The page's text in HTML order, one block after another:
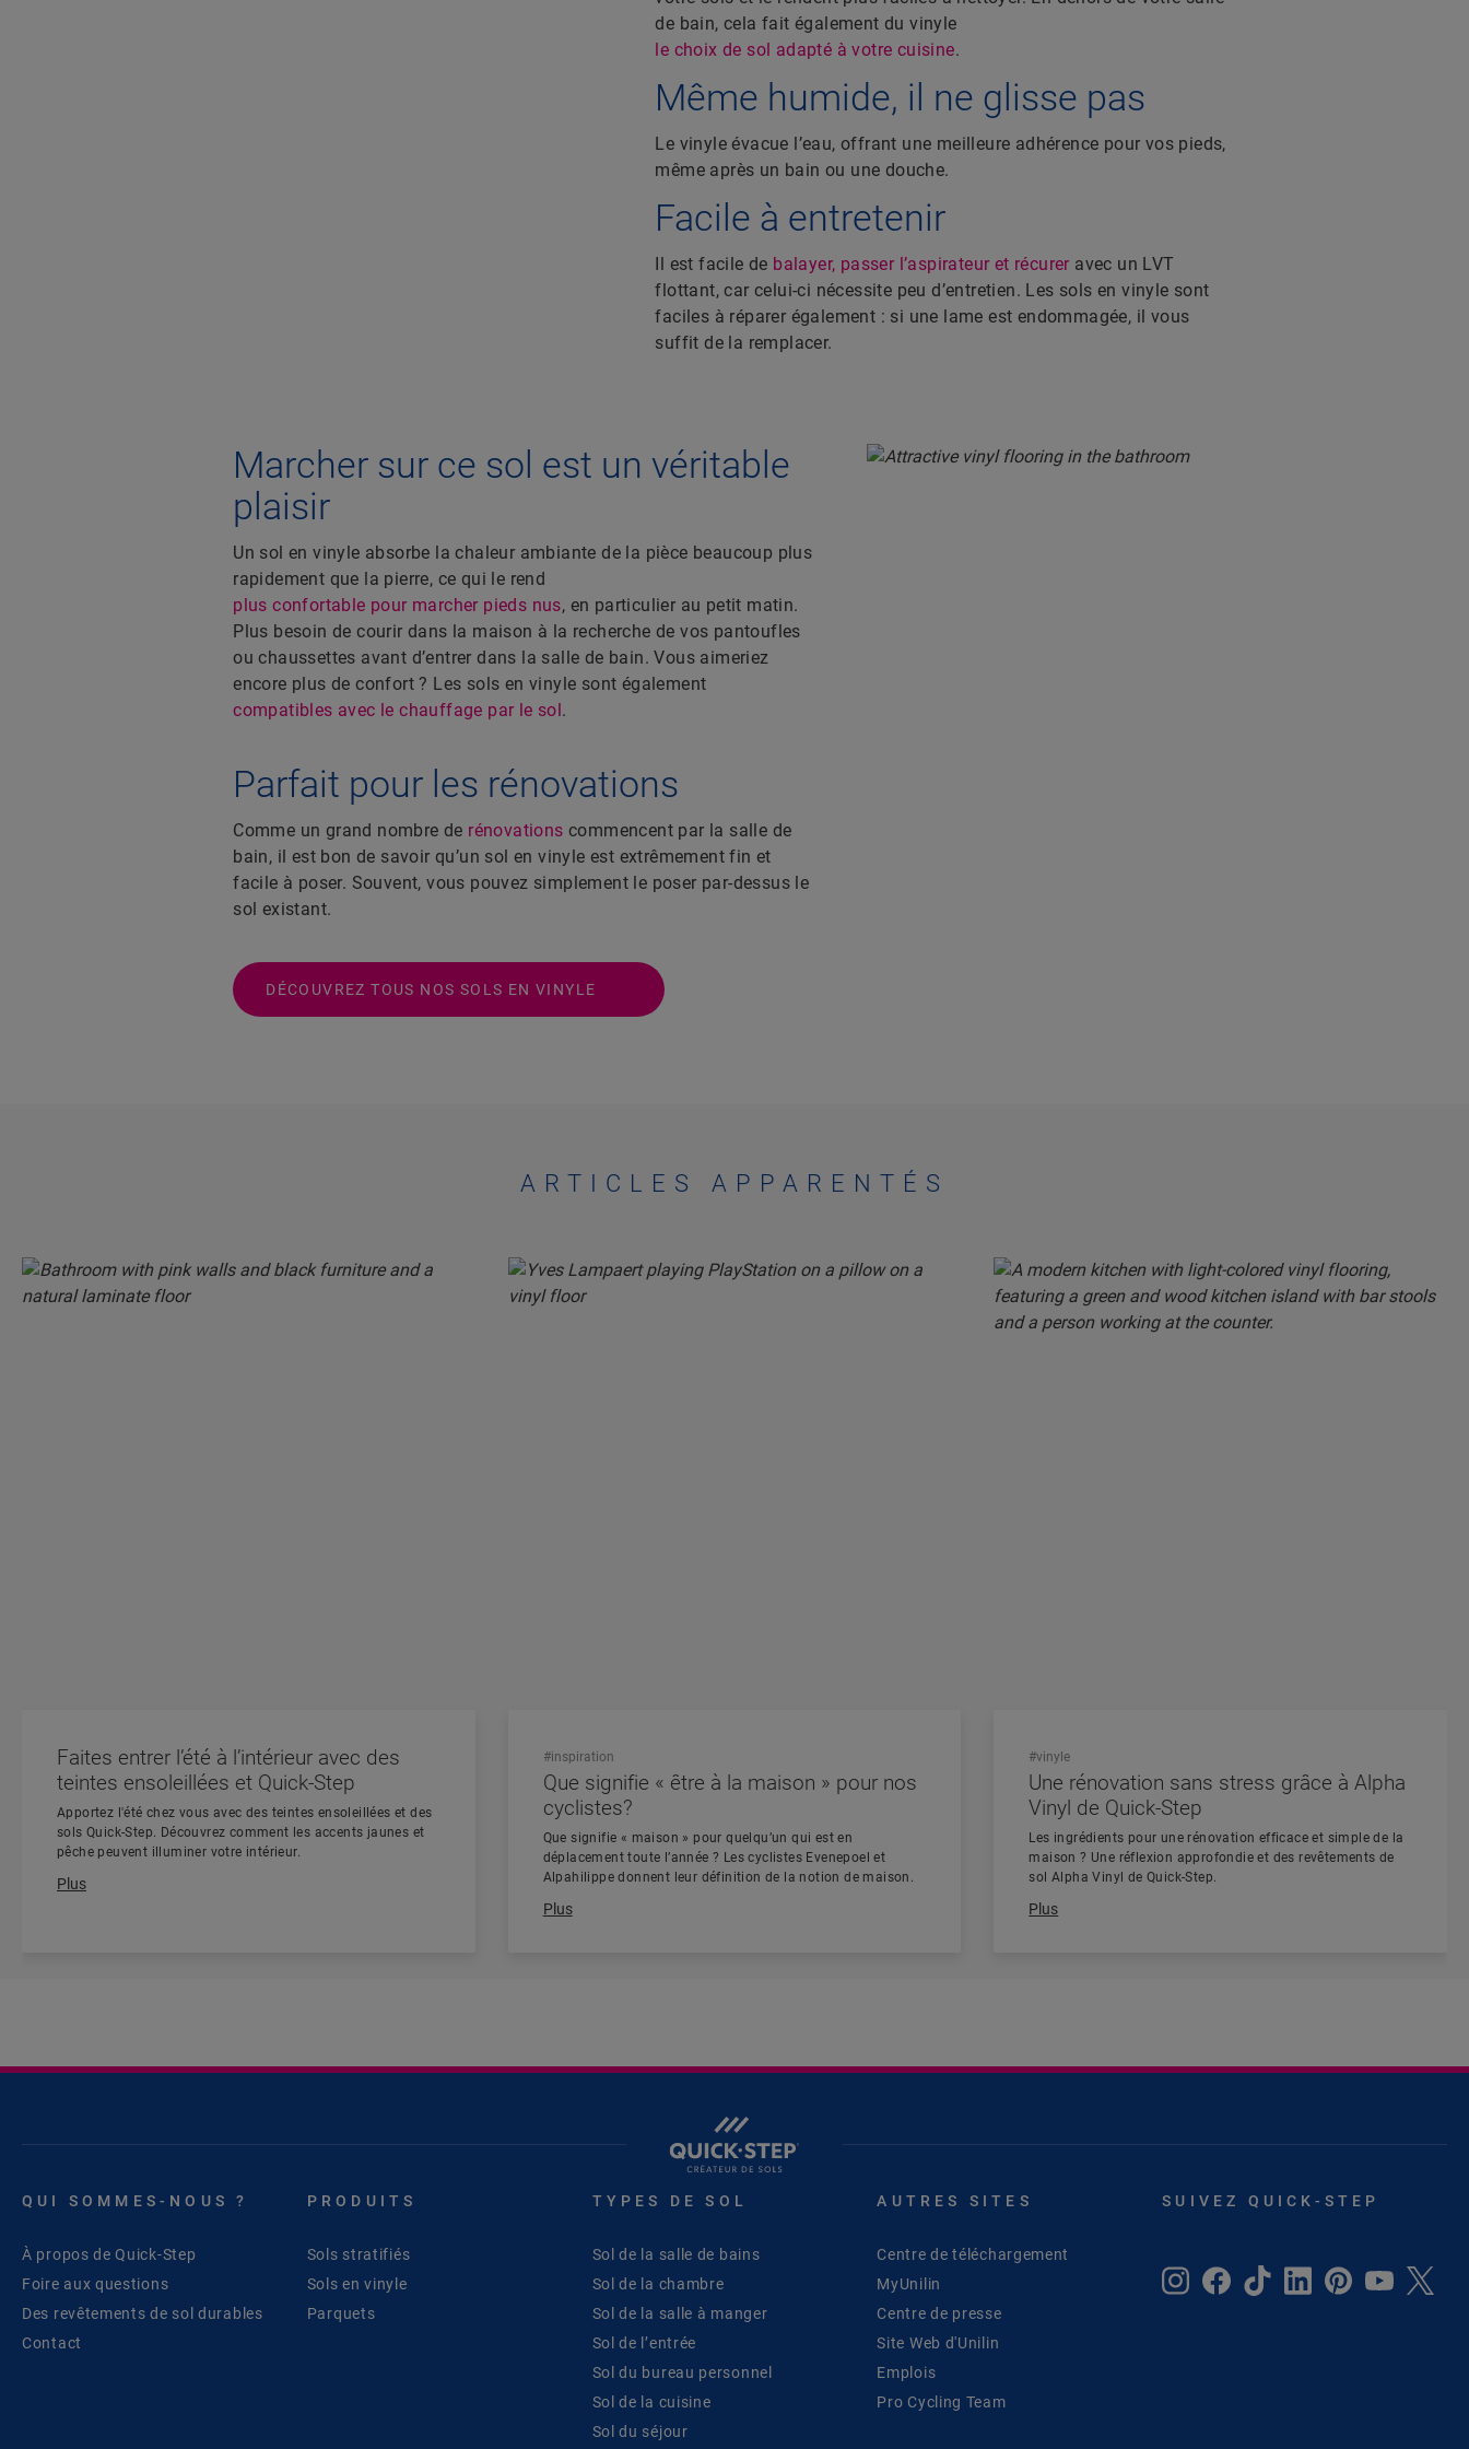
de bain, cela fait également du vinyle
le choix de sol adapté à votre cuisine.
Même humide, il ne glisse pas
Le vinyle évacue l’eau, offrant une meilleure adhérence pour vos pieds,
même après un bain ou une douche.
Facile à entretenir
Il est facile de balayer, passer l’aspirateur et récurer avec un LVT
flottant, car celui-ci nécessite peu d’entretien. Les sols en vinyle sont
faciles à réparer également : si une lame est endommagée, il vous
suffit de la remplacer.
Marcher sur ce sol est un véritable
plaisir
Un sol en vinyle absorbe la chaleur ambiante de la pièce beaucoup plus
rapidement que la pierre, ce qui le rend
plus confortable pour marcher pieds nus, en particulier au petit matin.
Plus besoin de courir dans la maison à la recherche de vos pantoufles
ou chaussettes avant d’entrer dans la salle de bain. Vous aimeriez
encore plus de confort ? Les sols en vinyle sont également
compatibles avec le chauffage par le sol .
Parfait pour les rénovations
Comme un grand nombre de rénovations commencent par la salle de
bain, il est bon de savoir qu’un sol en vinyle est extrêmement fin et
facile à poser. Souvent, vous pouvez simplement le poser par-dessus le
sol existant.
DÉCOUVREZ TOUS NOS SOLS EN VINYLE
ARTICLES APPARENTÉS
Faites entrer l’été à l’intérieur avec des
teintes ensoleillées et Quick-Step
Apportez l'été chez vous avec des teintes ensoleillées et des
sols Quick-Step. Découvrez comment les accents jaunes et
pêche peuvent illuminer votre intérieur.
Plus
Que signifie « être à la maison » pour nos
cyclistes?
Que signifie « maison » pour quelqu’un qui est en
déplacement toute l’année ? Les cyclistes Evenepoel et
Alpahilippe donnent leur définition de la notion de maison.
Plus
#inspiration
Une rénovation sans stress grâce à Alpha
Vinyl de Quick-Step
Les ingrédients pour une rénovation efficace et simple de la
maison ? Une réflexion approfondie et des revêtements de
sol Alpha Vinyl de Quick-Step.
Plus
#vinyle
QUI SOMMES-NOUS ?
À propos de Quick-Step
Foire aux questions
Des revêtements de sol durables
Contact
PRODUITS
Sols stratifiés
Sols en vinyle
Parquets
TYPES DE SOL
Sol de la salle de bains
Sol de la chambre
Sol de la salle à manger
Sol de l’entrée
Sol du bureau personnel
Sol de la cuisine
Sol du séjour
AUTRES SITES
Centre de téléchargement
MyUnilin
Centre de presse
Site Web d'Unilin
Emplois
Pro Cycling Team
SUIVEZ QUICK-STEP